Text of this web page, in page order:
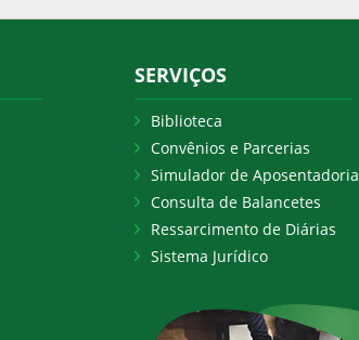
SERVIÇOS
Biblioteca
Convênios e Parcerias
Simulador de Aposentadoria
Consulta de Balancetes
Ressarcimento de Diárias
Sistema Jurídico